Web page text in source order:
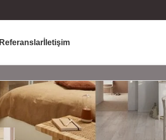
Referanslar İletişim